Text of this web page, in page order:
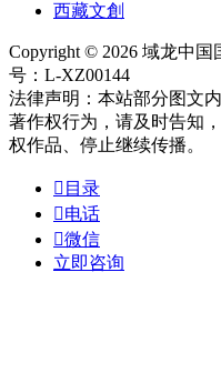
西藏文創
Copyright © 2026 域龙中
号：L-XZ00144
法律声明：本站部分图文
著作权行为，请及时告知
权作品、停止继续传播。
 目录
电话
微信
立即咨询